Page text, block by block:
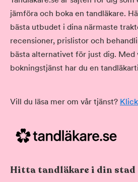
jämföra och boka en tandläkare.
bästa utbudet i dina närmaste
recensioner, prislistor och
bästa alternativet för just dig. Med
bokningstjänst har du en
Vill du läsa mer om vår tjänst?
Hitta tandläkare i din stad